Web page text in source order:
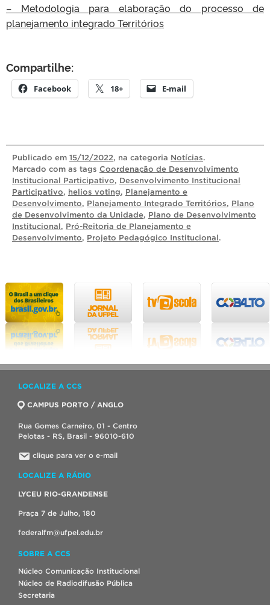
– Metodologia para elaboração do processo de
planejamento integrado Territórios
Compartilhe:
Facebook 18+ E-mail
Publicado em 15/12/2022, na categoria Notícias.
Marcado com as tags Coordenação de Desenvolvimento
Institucional Participativo, Desenvolvimento Institucional
Participativo, helios voting, Planejamento e
Desenvolvimento, Planejamento Integrado Territórios, Plano
de Desenvolvimento da Unidade, Plano de Desenvolvimento
Institucional, Pró-Reitoria de Planejamento e
Desenvolvimento, Projeto Pedagógico Institucional.
LOCALIZE A CCS
CAMPUS PORTO / ANGLO
Rua Gomes Carneiro, 01 - Centro
Pelotas - RS, Brasil - 96010-610
clique para ver o e-mail
LOCALIZE A RÁDIO
LYCEU RIO-GRANDENSE
Praça 7 de Julho, 180
federalfm@ufpel.edu.br
SOBRE A CCS
Núcleo Comunicação Institucional
Núcleo de Radiodifusão Pública
Secretaria